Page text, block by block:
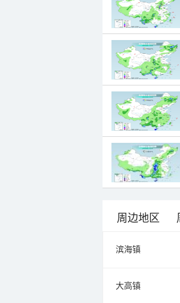
周边地区
滨海镇
大高镇